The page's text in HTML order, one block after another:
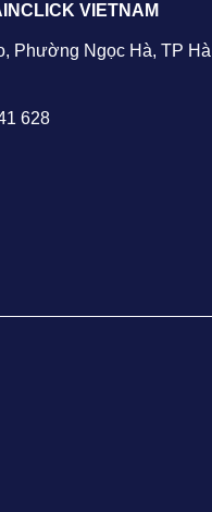
VIETNAM
Phường Ngọc Hà, TP Hà
628